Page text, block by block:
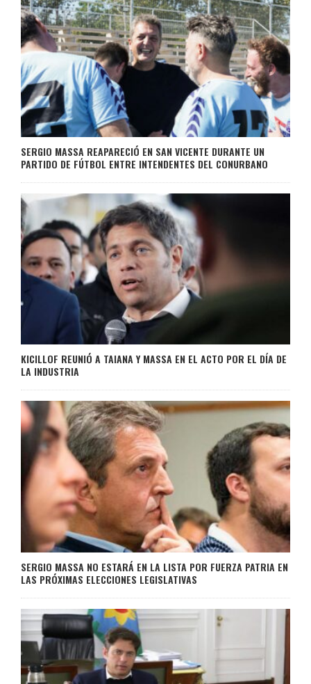
SERGIO MASSA REAPARECIÓ EN SAN VICENTE DURANTE UN
PARTIDO DE FÚTBOL ENTRE INTENDENTES DEL CONURBANO
KICILLOF REUNIÓ A TAIANA Y MASSA EN EL ACTO POR EL DÍA DE
LA INDUSTRIA
SERGIO MASSA NO ESTARÁ EN LA LISTA POR FUERZA PATRIA EN
LAS PRÓXIMAS ELECCIONES LEGISLATIVAS